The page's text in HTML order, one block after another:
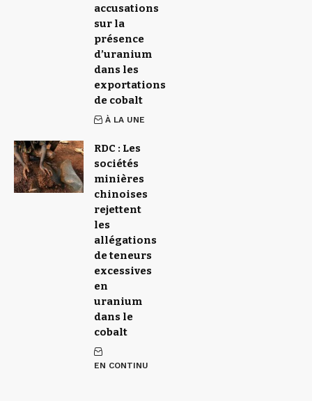
accusations
sur la
présence
d’uranium
dans les
exportations
de cobalt
À LA UNE
RDC : Les
sociétés
minières
chinoises
rejettent
les
allégations
de teneurs
excessives
en
uranium
dans le
cobalt
EN CONTINU